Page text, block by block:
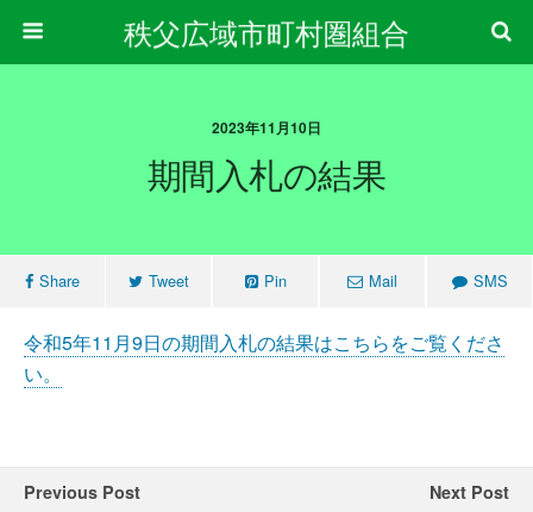
秩父広域市町村圏組合
2023年11月10日
期間入札の結果
Share Tweet Pin Mail SMS
令和5年11月9日の期間入札の結果はこちらをご覧くださ
い。
Previous Post Next Post